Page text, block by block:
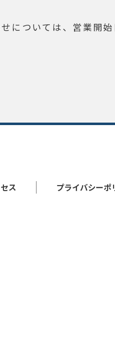
については、営業開
ス プライバシーポ